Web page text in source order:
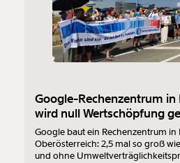
Google-Rechenzentrum in
wird null Wertschöpfung
Google baut ein Rechenzentrum
Oberösterreich: 2,5 mal so groß
und ohne